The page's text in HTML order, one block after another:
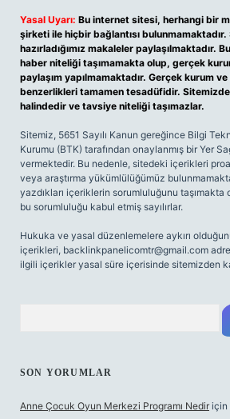
Yasal Uyarı: Bu internet sitesi, herhangi bir
şirketi ile hiçbir bağlantısı
hazırladığımız makaleler paylaşılmaktadır.
haber niteliği taşımamakta olup, gerçek
paylaşım yapılmamaktadır. Gerçek kurum
benzerlikleri tamamen tesadüfidir.
halindedir ve tavsiye niteliği taşımazlar.
Sitemiz, 5651 Sayılı Kanun gereğince Bilgi
Kurumu (BTK) tarafından onaylanmış bir Yer
vermektedir. Bu nedenle, sitedeki içerikleri
veya araştırma yükümlülüğümüz
yazdıkları içeriklerin sorumluluğunu
bu sorumluluğu kabul etmiş sayılırlar.
Hukuka ve yasal düzenlemelere aykırı
içerikleri, backlinkpanelicomtr@gmail.com
ilgili içerikler yasal süre içerisinde sitemizden
SON YORUMLAR
Anne Çocuk Oyun Merkezi Programı Nedir için